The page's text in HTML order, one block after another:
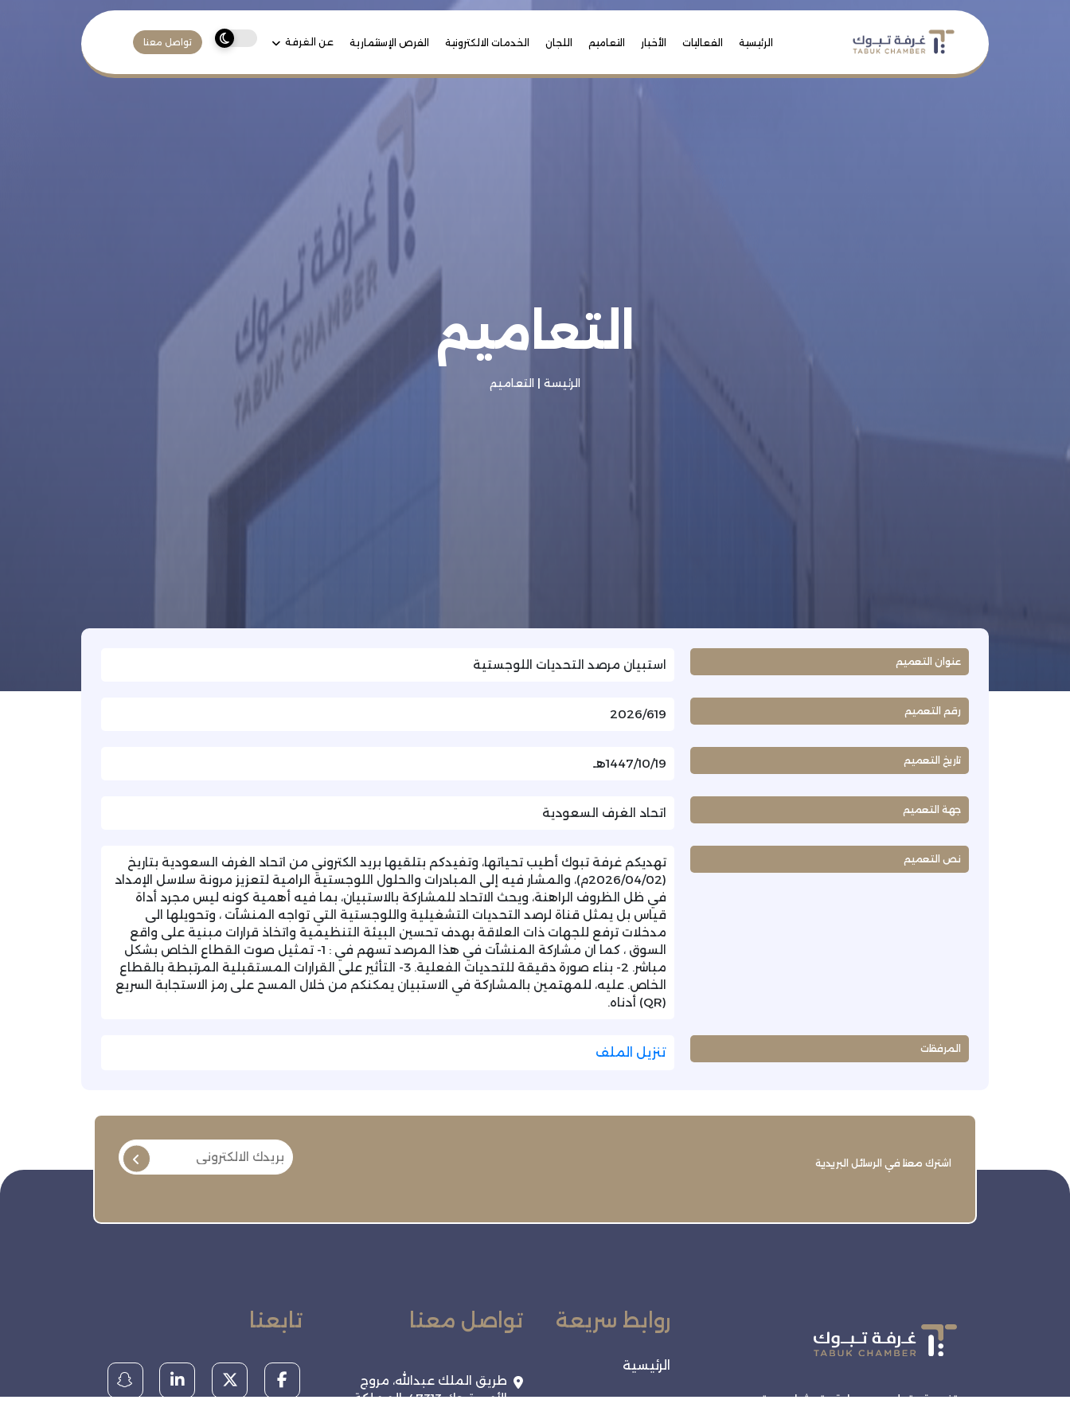
الرئيسية الفعاليات الأخبار التعاميم اللجان الخدمات الالكترونية الفرص الإستثمارية عن الغرفة تواصل معنا
التعاميم
الرئيسة | التعاميم
عنوان التعميم استبيان مرصد التحديات اللوجستية
رقم التعميم 2026/619
تاريخ التعميم 1447/10/19هـ
جهة التعميم اتحاد الغرف السعودية
نص التعميم
تهديكم غرفة تبوك أطيب تحياتها، وتفيدكم بتلقيها بريد الكتروني من اتحاد الغرف السعودية بتاريخ
(2026/04/02م)، والمشار فيه إلى المبادرات والحلول اللوجستية الرامية لتعزيز مرونة سلاسل الإمداد
في ظل الظروف الراهنة، ويحث الاتحاد للمشاركة بالاستبيان، بما فيه أهمية كونه ليس مجرد أداة
قياس بل يمثل قناة لرصد التحديات التشغيلية واللوجستية التي تواجه المنشآت ، وتحويلها الى
مدخلات ترفع للجهات ذات العلاقة بهدف تحسين البيئة التنظيمية واتخاذ قرارات مبنية على واقع
السوق ، كما ان مشاركة المنشآت في هذا المرصد تسهم في : 1- تمثيل صوت القطاع الخاص بشكل
مباشر. 2- بناء صورة دقيقة للتحديات الفعلية. 3- التأثير على القرارات المستقبلية المرتبطة بالقطاع
الخاص. عليه، للمهتمين بالمشاركة في الاستبيان يمكنكم من خلال المسح على رمز الاستجابة السريع
(QR) أدناه.
المرفقات تنزيل الملف
اشترك معنا في الرسائل البريدية
تنمية وتطوير وحماية وتمثيل مجتمع
روابط سريعة
الرئيسية
تواصل معنا
طريق الملك عبدالله، مروج
الأمير، تبوك 47313، المملكة
تابعنا